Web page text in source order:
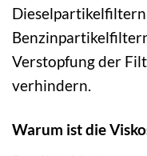
Verstopfung der
verhindern.
Warum ist die